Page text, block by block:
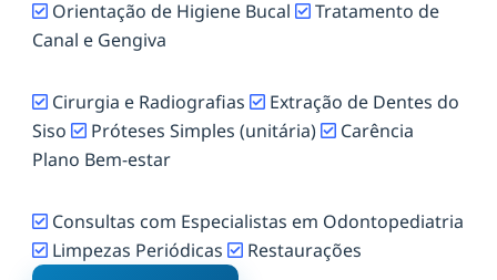
Orientação de Higiene Bucal
Tratamento de
Canal e Gengiva
Cirurgia e Radiografias
Extração de Dentes do
Siso
Próteses Simples (unitária)
Carência
Plano Bem-estar
Consultas com Especialistas em Odontopediatria
Limpezas Periódicas
Restaurações